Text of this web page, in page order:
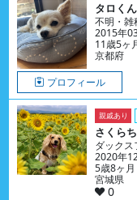
タロくん
不明・雑
2015年
11歳5ヶ
京都府
プロフィール
親戚あり
さくら
ダック
2020年
5歳8ヶ月
宮城県
0